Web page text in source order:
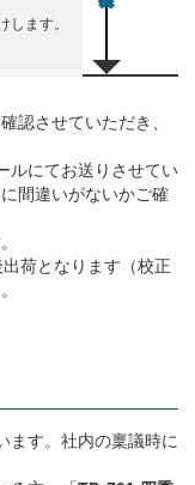
します。
認させていただき、
ルにてお送りさせてい
間違いがないかご確
荷となります（校正
ます。社内の稟議時に